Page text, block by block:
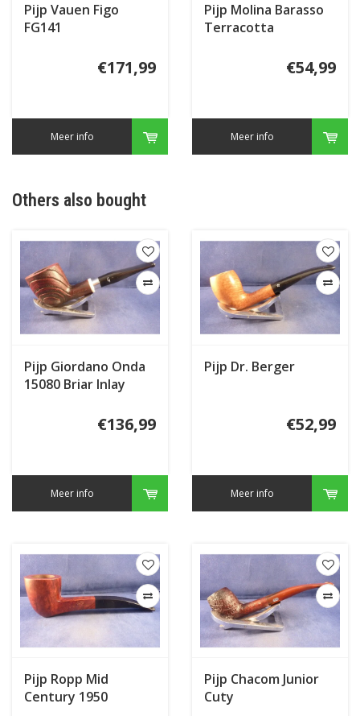
Pijp Vauen Figo
FG141
€171,99
Meer info
Pijp Molina Barasso
Terracotta
€54,99
Meer info
Others also bought
Pijp Giordano Onda
15080 Briar Inlay
€136,99
Meer info
Pijp Dr. Berger
€52,99
Meer info
Pijp Ropp Mid
Century 1950
Pijp Chacom Junior
Cuty